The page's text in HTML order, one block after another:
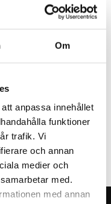
Om
anpassa innehållet
funktioner
trafik. Vi
och annan
medier och
med.
med annan
presenterar AI-tränaren
Buddy